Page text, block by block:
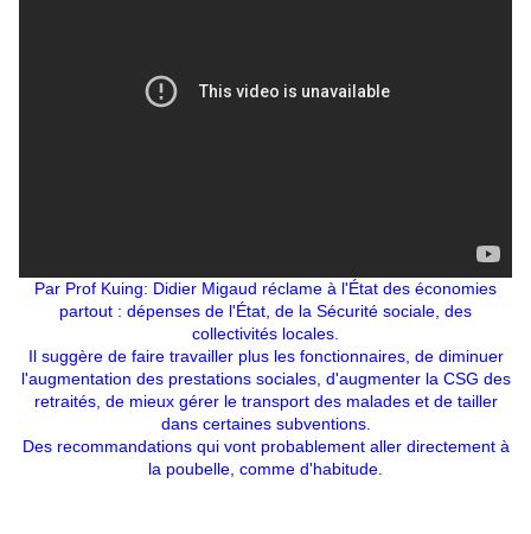
Par Prof Kuing: Didier Migaud réclame à l'État des économies
partout : dépenses de l'État, de la Sécurité sociale, des
collectivités locales.
Il suggère de faire travailler plus les fonctionnaires, de diminuer
l'augmentation des prestations sociales, d'augmenter la CSG des
retraités, de mieux gérer le transport des malades et de tailler
dans certaines subventions.
Des recommandations qui vont probablement aller directement à
la poubelle, comme d'habitude.